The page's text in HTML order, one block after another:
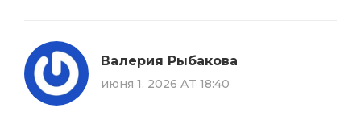
Валерия Рыбакова
июня 1, 2026 AT 18:40